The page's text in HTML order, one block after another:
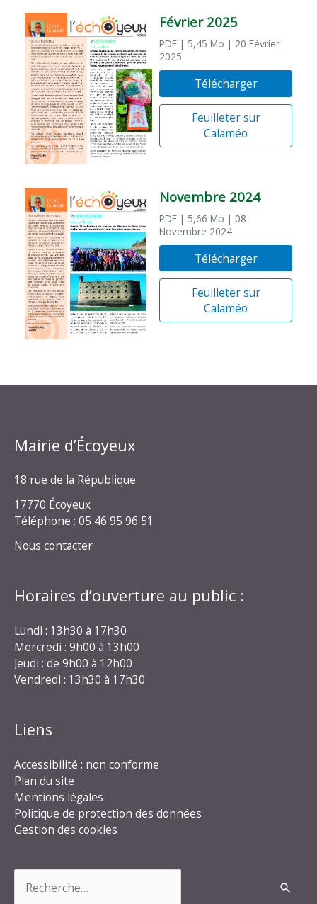
Février 2025
PDF | 5,45 Mo | 20 Février
2025
Télécharger
Feuilleter sur
Calaméo
Novembre 2024
PDF | 5,66 Mo | 08
Novembre 2024
Télécharger
Feuilleter sur
Calaméo
Mairie d’Écoyeux
18 rue de la République
17770 Écoyeux
Téléphone : 05 46 95 96 51
Nous contacter
Horaires d’ouverture au public :
Lundi : 13h30 à 17h30
Mercredi : 9h00 à 13h00
Jeudi : de 9h00 à 12h00
Vendredi : 13h30 à 17h30
Liens
Accessibilité : non conforme
Plan du site
Mentions légales
Politique de protection des données
Gestion des cookies